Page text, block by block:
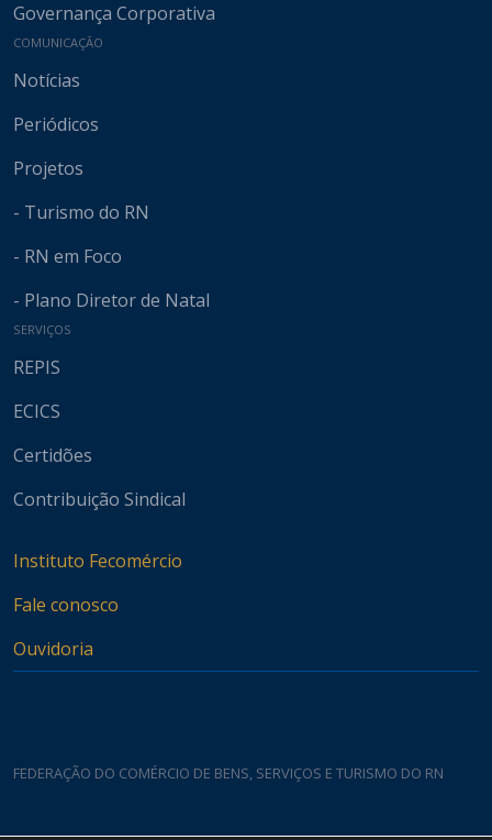
Governança Corporativa
COMUNICAÇÃO
Notícias
Periódicos
Projetos
- Turismo do RN
- RN em Foco
- Plano Diretor de Natal
SERVIÇOS
REPIS
ECICS
Certidões
Contribuição Sindical
Instituto Fecomércio
Fale conosco
Ouvidoria
FEDERAÇÃO DO COMÉRCIO DE BENS, SERVIÇOS E TURISMO DO RN